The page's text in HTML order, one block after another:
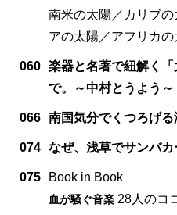
南米の太陽／カリブ
アの太陽／アフリカの
060 楽器と名著で紐解く
で。～中村とうよう～
066 南国気分でくつろげる
074 なぜ、浅草でサンバ
075 Book in Book
血が騒ぐ音楽 28人のコ